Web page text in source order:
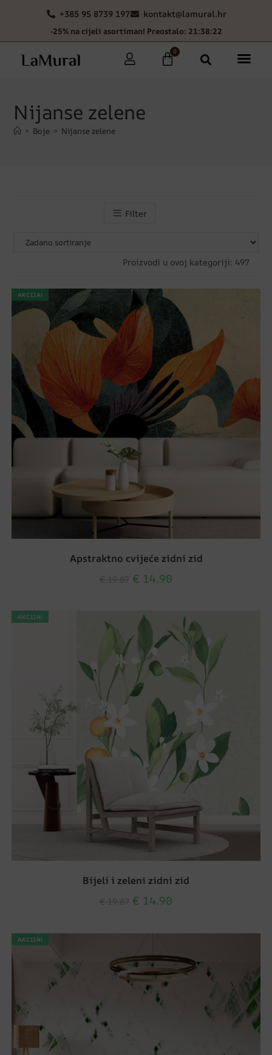
+385 95 8739 197 kontakt@lamural.hr
-25% na cijeli asortiman! Preostalo: 21:38:19
0
Nijanse zelene
> Boje > Nijanse zelene
Filter
Proizvodi u ovoj kategoriji: 497
AKCIJA!
Apstraktno cvijeće zidni zid
€ 14.90
AKCIJA!
Bijeli i zeleni zidni zid
€ 14.90
AKCIJA!